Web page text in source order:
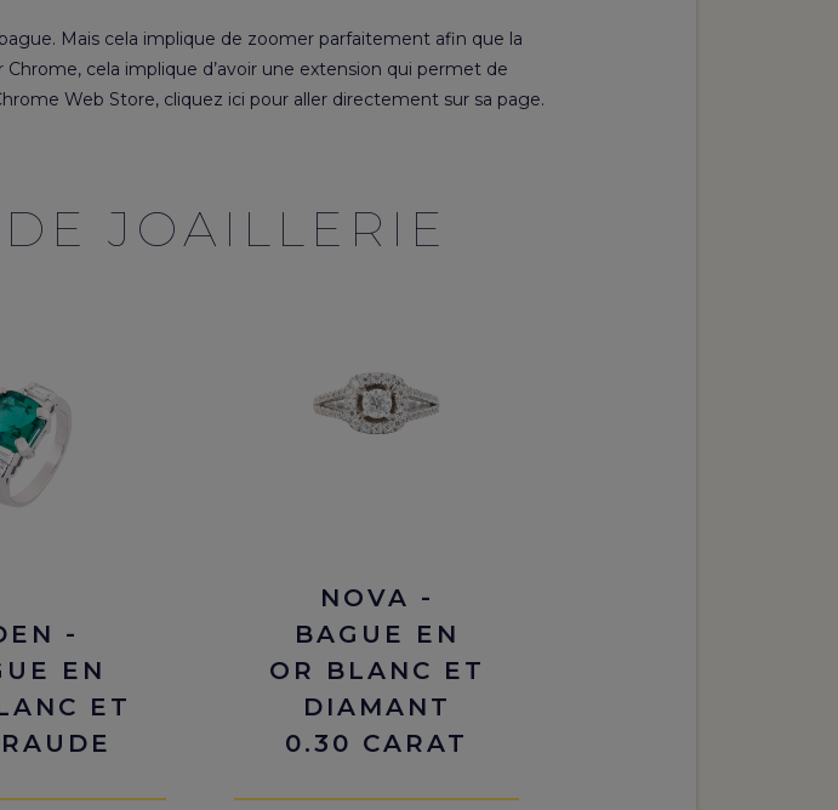
Mais cela implique de zoomer parfaitement afin que la
Chrome, cela implique d’avoir une extension qui permet de
Web Store, cliquez ici pour aller directement sur sa page.
JOAILLERIE
-
EN
ET
NOVA -
BAGUE EN
OR BLANC ET
DIAMANT
0.30 CARAT